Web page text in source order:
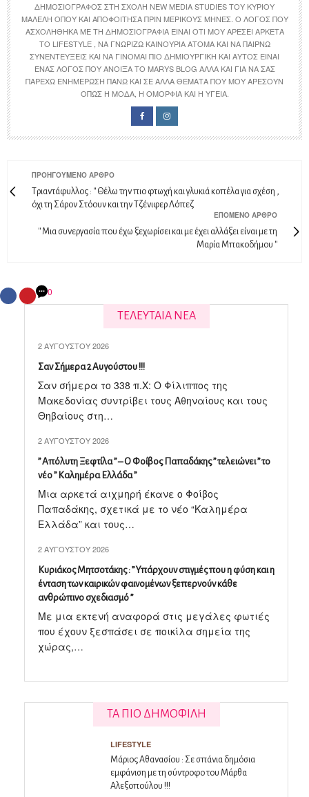
ΔΗΜΟΣΙΟΓΡΆΦΟΣ ΣΤΗ ΣΧΟΛΉ NEW MEDIA STUDIES ΤΟΥ ΚΎΡΙΟΥ
ΜΑΛΈΛΗ ΌΠΟΥ ΚΑΙ ΑΠΟΦΟΊΤΗΣΑ ΠΡΙΝ ΜΕΡΙΚΟΎΣ ΜΉΝΕΣ. Ο ΛΌΓΟΣ ΠΟΥ
ΑΣΧΟΛΉΘΗΚΑ ΜΕ ΤΗ ΔΗΜΟΣΙΟΓΡΑΦΊΑ ΕΊΝΑΙ ΌΤΙ ΜΟΥ ΑΡΈΣΕΙ ΑΡΚΕΤΆ
ΤΟ LIFESTYLE , ΝΑ ΓΝΩΡΊΖΩ ΚΑΙΝΟΎΡΙΑ ΆΤΟΜΑ ΚΑΙ ΝΑ ΠΑΊΡΝΩ
ΣΥΝΕΝΤΕΎΞΕΙΣ ΚΑΙ ΝΑ ΓΊΝΟΜΑΙ ΠΙΟ ΔΗΜΙΟΥΡΓΙΚΉ ΚΑΙ ΑΥΤΌΣ ΕΊΝΑΙ
ΈΝΑΣ ΛΌΓΟΣ ΠΟΥ ΆΝΟΙΞΑ ΤΟ MARYS BLOG ΑΛΛΆ ΚΑΙ ΓΙΑ ΝΑ ΣΑΣ
ΠΑΡΈΧΩ ΕΝΗΜΈΡΩΣΗ ΠΆΝΩ ΚΑΙ ΣΕ ΆΛΛΑ ΘΈΜΑΤΑ ΠΟΥ ΜΟΥ ΑΡΈΣΟΥΝ
ΌΠΩΣ Η ΜΌΔΑ, Η ΟΜΟΡΦΙΆ ΚΑΙ Η ΥΓΕΊΑ.
ΠΡΟΗΓΟΎΜΕΝΟ ΆΡΘΡΟ
Tριαντάφυλλος : '' Θέλω την πιο φτωχή και γλυκιά κοπέλα για σχέση ,
όχι τη Σάρον Στόουν και την Τζένιφερ Λόπεζ
ΕΠΌΜΕΝΟ ΆΡΘΡΟ
'' Mια συνεργασία που έχω ξεχωρίσει και με έχει αλλάξει είναι με τη
Μαρία Μπακοδήμου ''
0
ΤΕΛΕΥΤΑΙΑ ΝΕΑ
2 ΑΥΓΟΎΣΤΟΥ 2026
Σαν Σήμερα 2 Αυγούστου !!!
Σαν σήμερα το 338 π.X: Ο Φίλιππος της
Μακεδονίας συντρίβει τους Αθηναίους και τους
Θηβαίους στη…
2 ΑΥΓΟΎΣΤΟΥ 2026
” Απόλυτη Ξεφτίλα ” – Ο Φοίβος Παπαδάκης ” τελειώνει ” το
νέο ” Καλημέρα Ελλάδα ”
Μια αρκετά αιχμηρή έκανε ο Φοίβος
Παπαδάκης, σχετικά με το νέο “Καλημέρα
Ελλάδα” και τους…
2 ΑΥΓΟΎΣΤΟΥ 2026
Κυριάκος Μητσοτάκης : ” Υπάρχουν στιγμές που η φύση και η
ένταση των καιρικών φαινομένων ξεπερνούν κάθε
ανθρώπινο σχεδιασμό ”
Με μια εκτενή αναφορά στις μεγάλες φωτιές
που έχουν ξεσπάσει σε ποικίλα σημεία της
χώρας,…
ΤΑ ΠΙΟ ΔΗΜΟΦΙΛΗ
LIFESTYLE
Μάριος Αθανασίου : Σε σπάνια δημόσια
εμφάνιση με τη σύντροφο του Μάρθα
Αλεξοπούλου !!!